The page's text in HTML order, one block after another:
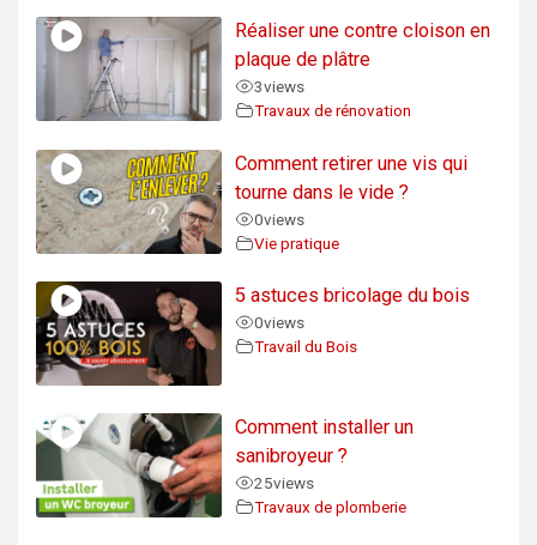
Réaliser une contre cloison en
plaque de plâtre
3views
Travaux de rénovation
Comment retirer une vis qui
tourne dans le vide ?
0views
Vie pratique
5 astuces bricolage du bois
0views
Travail du Bois
Comment installer un
sanibroyeur ?
25views
Travaux de plomberie